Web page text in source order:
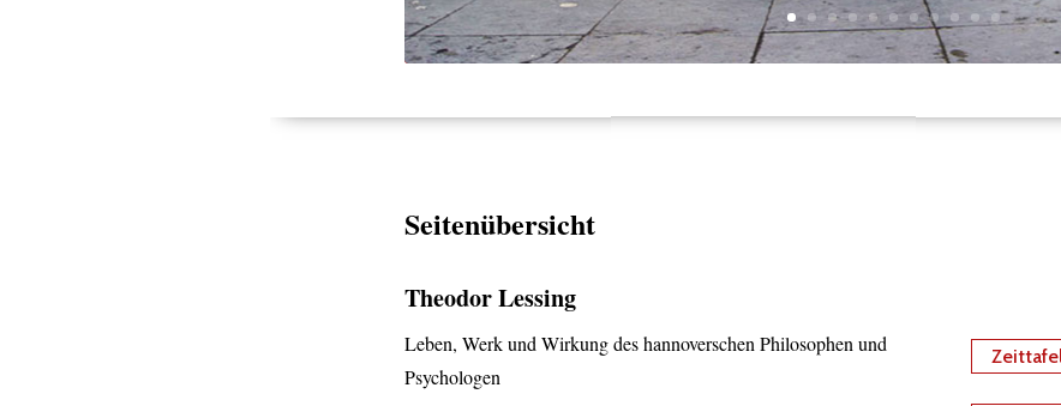
Seitenübersicht
Theodor Lessing
Leben, Werk und Wirkung des hannoverschen Philosophen und
Psychologen